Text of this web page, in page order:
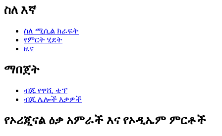
ስለ እኛ
ስለ ሚሲል ክራፍት
የምርት ሂደት
ዜና
ማበጀት
ብጁ የዋሺ ቴፕ
ብጁ ሌሎች እቃዎች
የኦሪጂናል ዕቃ አምራች እና የኦዲኤም ምርቶች